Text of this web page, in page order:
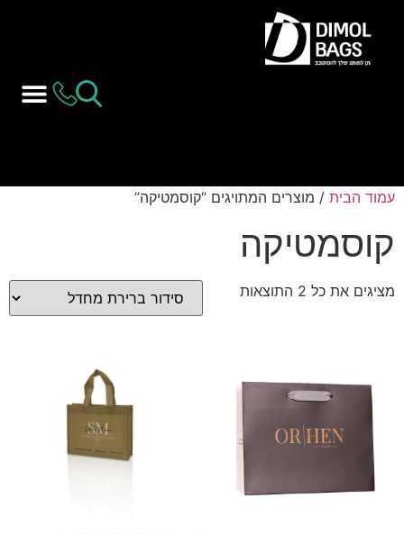
עמוד הבית / מוצרים המתויגים “קוסמטיקה”
קוסמטיקה
מציגים את כל ⁦2⁩ התוצאות